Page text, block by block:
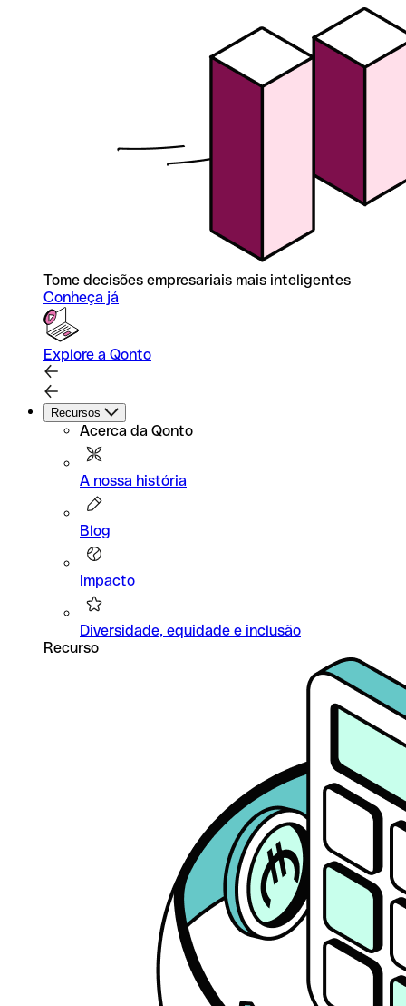
Tome decisões empresariais mais inteligentes
Conheça já
Explore a Qonto
Recursos
Acerca da Qonto
A nossa história
Blog
Impacto
Diversidade, equidade e inclusão
Recurso